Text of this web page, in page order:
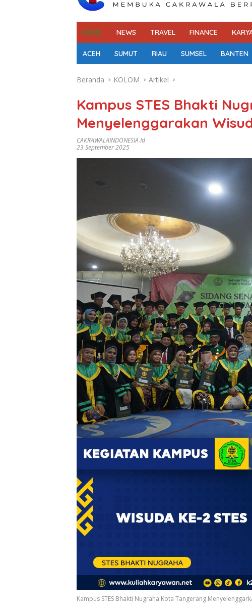
HOME NEWS TRAVEL FINANCE
ACEH SUMUT RIAU SUMSEL BANTEN
Beranda KOLOM Artikel
Kampus STES Bhakti
Menyelenggarakan
CAKRAWALAINDONESIA.id
23 September 2025
Kampus STES Bhakti Nugraha Kota Tangerang